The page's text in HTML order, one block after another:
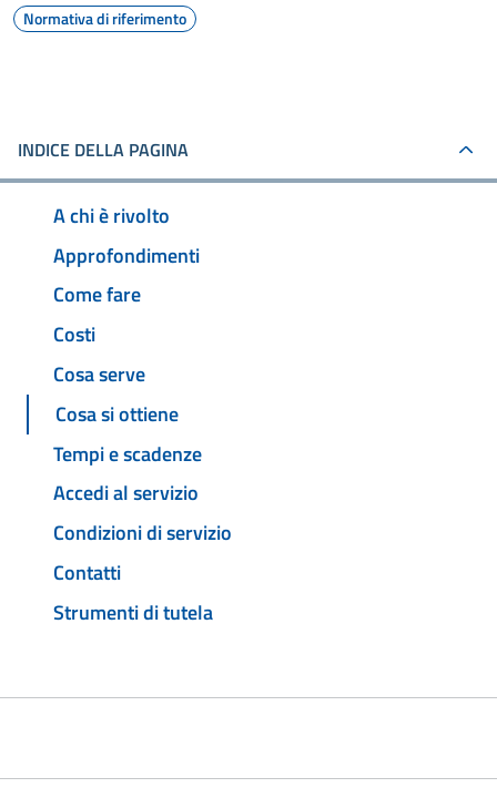
Normativa di riferimento
INDICE DELLA PAGINA
A chi è rivolto
Approfondimenti
Come fare
Costi
Cosa serve
Cosa si ottiene
Tempi e scadenze
Accedi al servizio
Condizioni di servizio
Contatti
Strumenti di tutela